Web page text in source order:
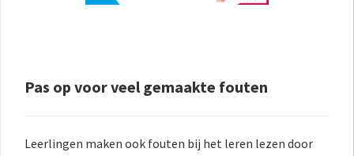
Pas op voor veel gemaakte fouten
Leerlingen maken ook fouten bij het leren lezen door